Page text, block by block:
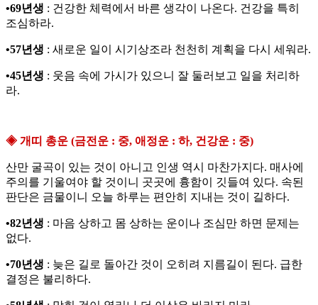
•69년생 : 건강한 체력에서 바른 생각이 나온다. 건강을 특히
조심하라.
•57년생 : 새로운 일이 시기상조라 천천히 계획을 다시 세워라.
•45년생 : 웃음 속에 가시가 있으니 잘 둘러보고 일을 처리하
라.
◈ 개띠 총운 (금전운 : 중, 애정운 : 하, 건강운 : 중)
산만 굴곡이 있는 것이 아니고 인생 역시 마찬가지다. 매사에
주의를 기울여야 할 것이니 곳곳에 흉함이 깃들여 있다. 속된
판단은 금물이니 오늘 하루는 편안히 지내는 것이 길하다.
•82년생 : 마음 상하고 몸 상하는 운이나 조심만 하면 문제는
없다.
•70년생 : 늦은 길로 돌아간 것이 오히려 지름길이 된다. 급한
결정은 불리하다.